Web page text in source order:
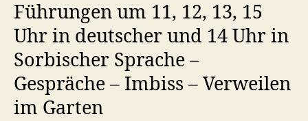
Führungen um 11, 12, 13, 15
Uhr in deutscher und 14 Uhr in
Sorbischer Sprache –
Gespräche – Imbiss – Verweilen
im Garten